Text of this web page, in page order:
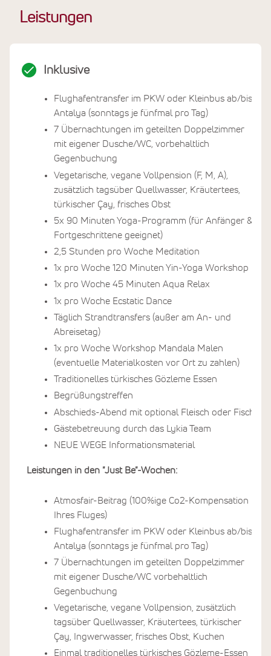
Leistungen
Inklusive
Flughafentransfer im PKW oder Kleinbus ab/bis
Antalya (sonntags je fünfmal pro Tag)
7 Übernachtungen im geteilten Doppelzimmer
mit eigener Dusche/WC, vorbehaltlich
Gegenbuchung
Vegetarische, vegane Vollpension (F, M, A),
zusätzlich tagsüber Quellwasser, Kräutertees,
türkischer Çay, frisches Obst
5x 90 Minuten Yoga-Programm (für Anfänger &
Fortgeschrittene geeignet)
2,5 Stunden pro Woche Meditation
1x pro Woche 120 Minuten Yin-Yoga Workshop
1x pro Woche 45 Minuten Aqua Relax
1x pro Woche Ecstatic Dance
Täglich Strandtransfers (außer am An- und
Abreisetag)
1x pro Woche Workshop Mandala Malen
(eventuelle Materialkosten vor Ort zu zahlen)
Traditionelles türkisches Gözleme Essen
Begrüßungstreffen
Abschieds-Abend mit optional Fleisch oder Fisch
Gästebetreuung durch das Lykia Team
NEUE WEGE Informationsmaterial
Leistungen in den "Just Be"-Wochen:
Atmosfair-Beitrag (100%ige Co2-Kompensation
Ihres Fluges)
Flughafentransfer im PKW oder Kleinbus ab/bis
Antalya (sonntags je fünfmal pro Tag)
7 Übernachtungen im geteilten Doppelzimmer
mit eigener Dusche/WC vorbehaltlich
Gegenbuchung
Vegetarische, vegane Vollpension, zusätzlich
tagsüber Quellwasser, Kräutertees, türkischer
Çay, Ingwerwasser, frisches Obst, Kuchen
Einmal traditionelles türkisches Gözleme-Essen